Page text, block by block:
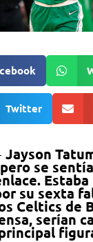
Twitter
Jayson
se
su sexta
Celtics de
serían